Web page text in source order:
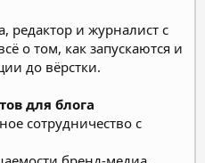
редактор и журналист с
о том, как запускаются и
до вёрстки.
для блога
сотрудничество с